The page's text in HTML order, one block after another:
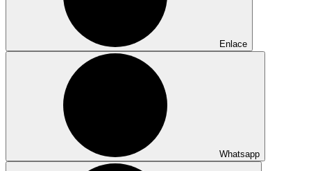
Enlace
Whatsapp